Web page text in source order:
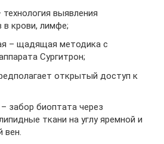
выявления
в крови, лимфе;
– щадящая методика с
Сургитрон;
открытый доступ к
забор биоптата через
ткани на углу яремной и
вен.